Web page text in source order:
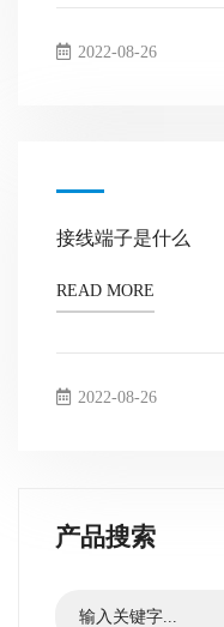
2022-08-26
接线端子是什么
READ MORE
2022-08-26
产品搜索